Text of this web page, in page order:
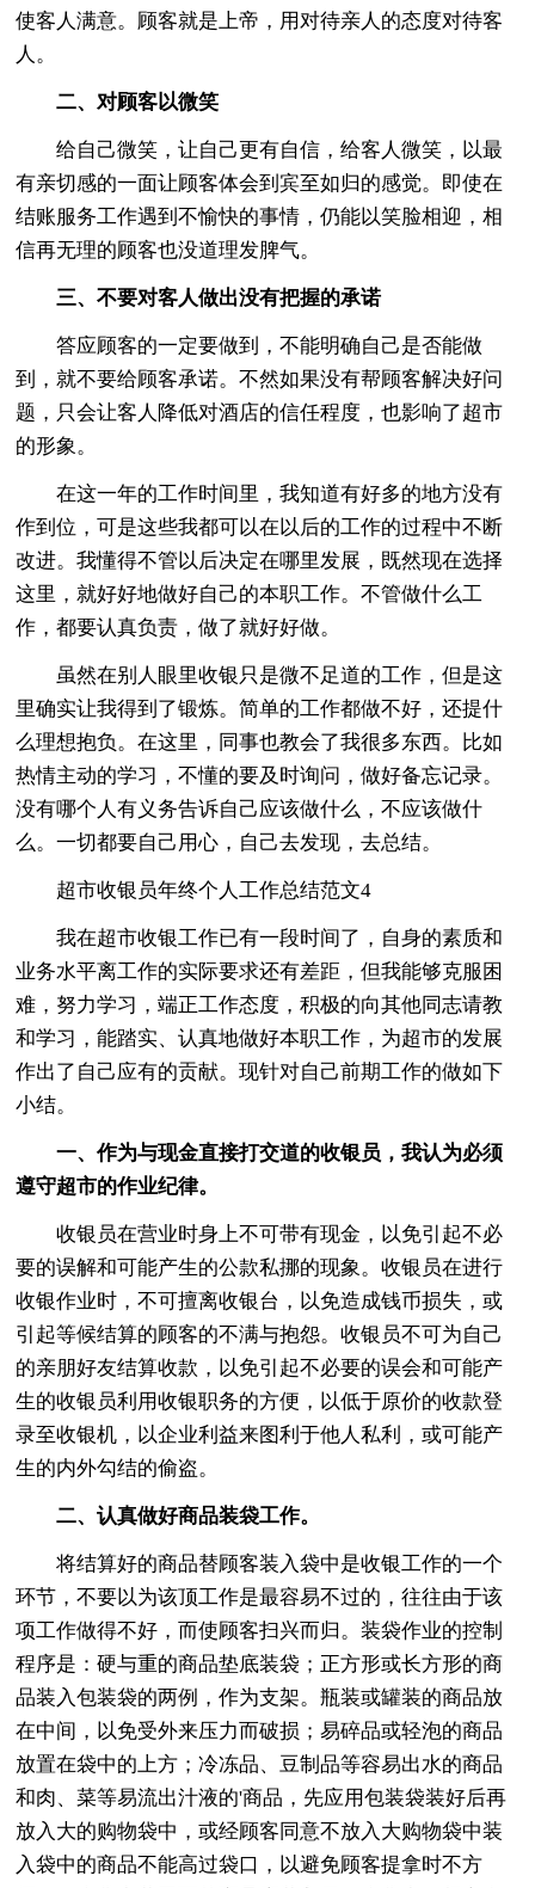
使客人满意。顾客就是上帝，用对待亲人的态度对待客
人。
二、对顾客以微笑
给自己微笑，让自己更有自信，给客人微笑，以最
有亲切感的一面让顾客体会到宾至如归的感觉。即使在
结账服务工作遇到不愉快的事情，仍能以笑脸相迎，相
信再无理的顾客也没道理发脾气。
三、不要对客人做出没有把握的承诺
答应顾客的一定要做到，不能明确自己是否能做
到，就不要给顾客承诺。不然如果没有帮顾客解决好问
题，只会让客人降低对酒店的信任程度，也影响了超市
的形象。
在这一年的工作时间里，我知道有好多的地方没有
作到位，可是这些我都可以在以后的工作的过程中不断
改进。我懂得不管以后决定在哪里发展，既然现在选择
这里，就好好地做好自己的本职工作。不管做什么工
作，都要认真负责，做了就好好做。
虽然在别人眼里收银只是微不足道的工作，但是这
里确实让我得到了锻炼。简单的工作都做不好，还提什
么理想抱负。在这里，同事也教会了我很多东西。比如
热情主动的学习，不懂的要及时询问，做好备忘记录。
没有哪个人有义务告诉自己应该做什么，不应该做什
么。一切都要自己用心，自己去发现，去总结。
超市收银员年终个人工作总结范文4
我在超市收银工作已有一段时间了，自身的素质和
业务水平离工作的实际要求还有差距，但我能够克服困
难，努力学习，端正工作态度，积极的向其他同志请教
和学习，能踏实、认真地做好本职工作，为超市的发展
作出了自己应有的贡献。现针对自己前期工作的做如下
小结。
一、作为与现金直接打交道的收银员，我认为必须
遵守超市的作业纪律。
收银员在营业时身上不可带有现金，以免引起不必
要的误解和可能产生的公款私挪的现象。收银员在进行
收银作业时，不可擅离收银台，以免造成钱币损失，或
引起等候结算的顾客的不满与抱怨。收银员不可为自己
的亲朋好友结算收款，以免引起不必要的误会和可能产
生的收银员利用收银职务的方便，以低于原价的收款登
录至收银机，以企业利益来图利于他人私利，或可能产
生的内外勾结的偷盗。
二、认真做好商品装袋工作。
将结算好的商品替顾客装入袋中是收银工作的一个
环节，不要以为该顶工作是最容易不过的，往往由于该
项工作做得不好，而使顾客扫兴而归。装袋作业的控制
程序是：硬与重的商品垫底装袋；正方形或长方形的商
品装入包装袋的两例，作为支架。瓶装或罐装的商品放
在中间，以免受外来压力而破损；易碎品或轻泡的商品
放置在袋中的上方；冷冻品、豆制品等容易出水的商品
和肉、菜等易流出汁液的'商品，先应用包装袋装好后再
放入大的购物袋中，或经顾客同意不放入大购物袋中装
入袋中的商品不能高过袋口，以避免顾客提拿时不方